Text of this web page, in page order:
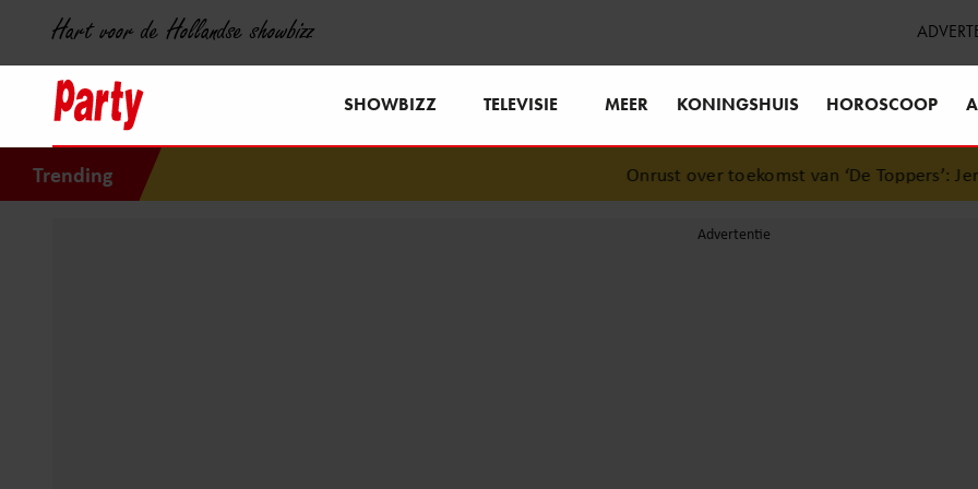
Hart voor de Hollandse showbizz
SHOWBIZZ TELEVISIE MEER KONINGSHUIS HOROSCOOP
Trending Onrust over toekomst van ‘De Toppers’: